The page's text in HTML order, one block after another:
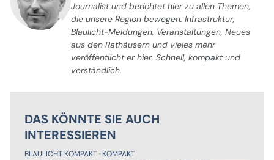
Journalist und berichtet hier zu allen Themen,
die unsere Region bewegen. Infrastruktur,
Blaulicht-Meldungen, Veranstaltungen, Neues
aus den Rathäusern und vieles mehr
veröffentlicht er hier. Schnell, kompakt und
verständlich.
DAS KÖNNTE SIE AUCH
INTERESSIEREN
BLAULICHT KOMPAKT KOMPAKT